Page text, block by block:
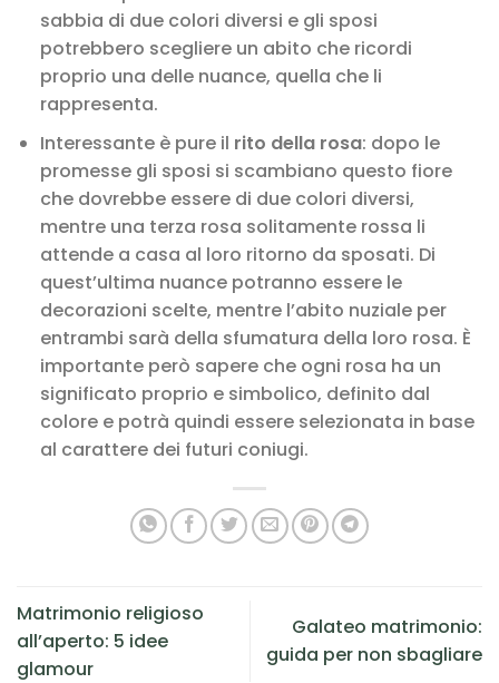
sabbia di due colori diversi e gli sposi
potrebbero scegliere un abito che ricordi
proprio una delle nuance, quella che li
rappresenta.
Interessante è pure il rito della rosa: dopo le
promesse gli sposi si scambiano questo fiore
che dovrebbe essere di due colori diversi,
mentre una terza rosa solitamente rossa li
attende a casa al loro ritorno da sposati. Di
quest’ultima nuance potranno essere le
decorazioni scelte, mentre l’abito nuziale per
entrambi sarà della sfumatura della loro rosa. È
importante però sapere che ogni rosa ha un
significato proprio e simbolico, definito dal
colore e potrà quindi essere selezionata in base
al carattere dei futuri coniugi.
Matrimonio religioso
all’aperto: 5 idee
glamour
Galateo matrimonio:
guida per non sbagliare